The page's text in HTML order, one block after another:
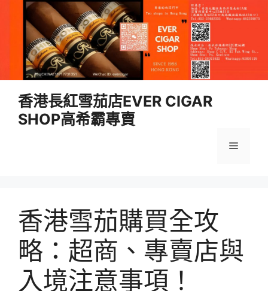
香港長紅雪茄店EVER CIGAR
SHOP高希霸專賣
選
香港雪茄購買全攻
略：超商、專賣店與
入境注意事項！